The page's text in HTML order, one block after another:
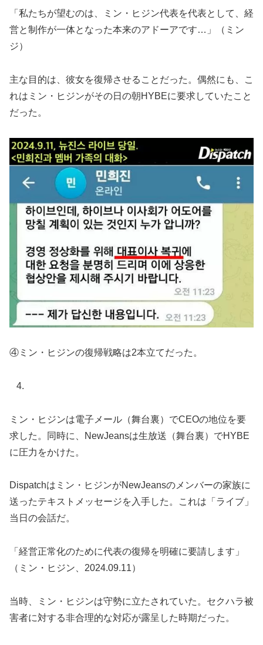
「私たちが望むのは、ミン・ヒジン代表を代表として、経
営と制作が一体となった本来のアドーアです…」（ミン
ジ）
主な目的は、彼女を復帰させることだった。偶然にも、こ
れはミン・ヒジンがその日の朝HYBEに要求していたこと
だった。
④ミン・ヒジンの復帰戦略は2本立てだった。
ミン・ヒジンは電子メール（舞台裏）でCEOの地位を要
求した。同時に、NewJeansは生放送（舞台裏）でHYBE
に圧力をかけた。
Dispatchはミン・ヒジンがNewJeansのメンバーの家族に
送ったテキストメッセージを入手した。これは「ライブ」
当日の会話だ。
「経営正常化のために代表の復帰を明確に要請します」
（ミン・ヒジン、2024.09.11）
当時、ミン・ヒジンは守勢に立たされていた。セクハラ被
害者に対する非合理的な対応が露呈した時期だった。